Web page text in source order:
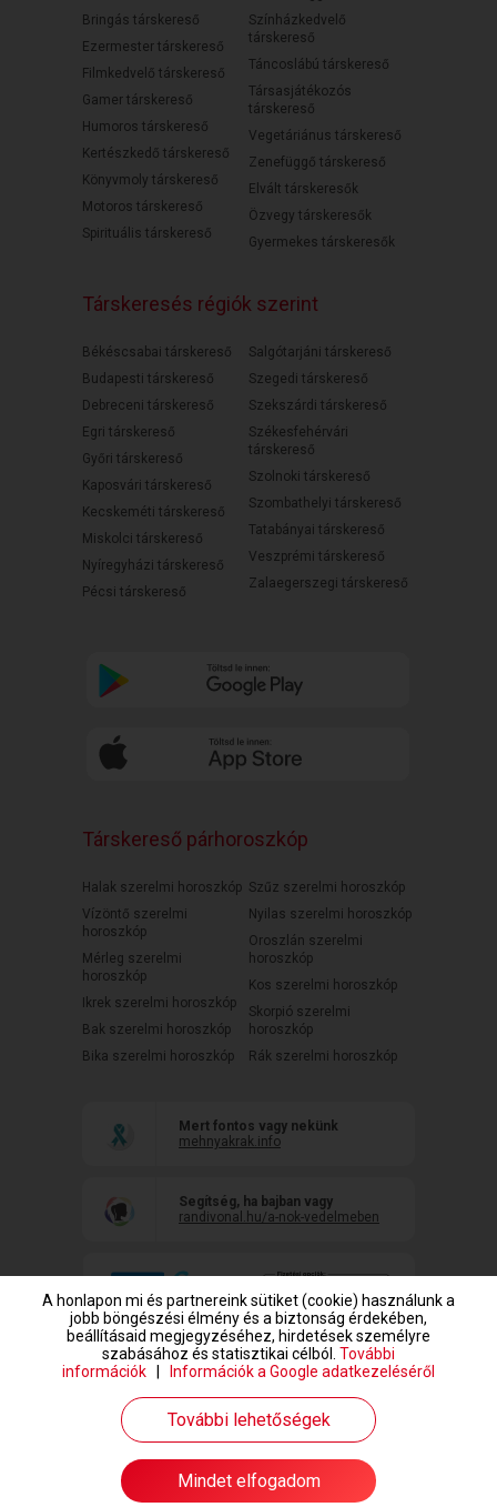
Bringás társkereső
Ezermester társkereső
Filmkedvelő társkereső
Gamer társkereső
Humoros társkereső
Kertészkedő társkereső
Könyvmoly társkereső
Motoros társkereső
Spirituális társkereső
Színházkedvelő
társkereső
Táncoslábú társkereső
Társasjátékozós
társkereső
Vegetáriánus társkereső
Zenefüggő társkereső
Elvált társkeresők
Özvegy társkeresők
Gyermekes társkeresők
Társkeresés régiók szerint
Békéscsabai társkereső
Budapesti társkereső
Debreceni társkereső
Egri társkereső
Győri társkereső
Kaposvári társkereső
Kecskeméti társkereső
Miskolci társkereső
Nyíregyházi társkereső
Pécsi társkereső
Salgótarjáni társkereső
Szegedi társkereső
Szekszárdi társkereső
Székesfehérvári
társkereső
Szolnoki társkereső
Szombathelyi társkereső
Tatabányai társkereső
Veszprémi társkereső
Zalaegerszegi társkereső
Társkereső párhoroszkóp
Halak szerelmi horoszkóp
Vízöntő szerelmi
horoszkóp
Mérleg szerelmi
horoszkóp
Ikrek szerelmi horoszkóp
Bak szerelmi horoszkóp
Bika szerelmi horoszkóp
Szűz szerelmi horoszkóp
Nyilas szerelmi horoszkóp
Oroszlán szerelmi
horoszkóp
Kos szerelmi horoszkóp
Skorpió szerelmi
horoszkóp
Rák szerelmi horoszkóp
Mert fontos vagy nekünk
mehnyakrak.info
Segítség, ha bajban vagy
randivonal.hu/a-nok-vedelmeben
www.randivonal.hu © Copyright 1999-2026 Dating Central Europe Zrt.
A honlapon mi és partnereink sütiket (cookie) használunk a
jobb böngészési élmény és a biztonság érdekében,
beállításaid megjegyzéséhez, hirdetések személyre
szabásához és statisztikai célból. További
információk
Információk a Google adatkezeléséről
További lehetőségek
Mindet elfogadom